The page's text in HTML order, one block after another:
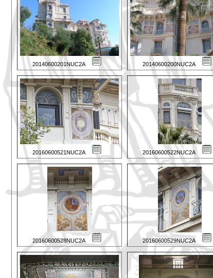
20140600201NUC2A 20140600200NUC2A
20160600521NUC2A 20160600522NUC2A
20160600528NUC2A 20160600529NUC2A